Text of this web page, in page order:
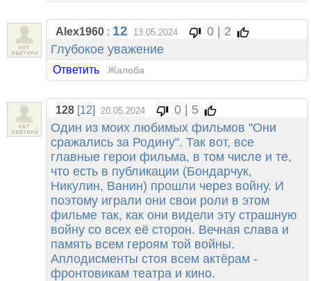
Alex1960 : 12 13.05.2024
0 | 2
Глубокое уважение
Ответить Жалоба
128 [12] 20.05.2024
0 | 5
Один из моих любимых фильмов "Они
сражались за Родину". Так вот, все
главные герои фильма, в том числе и те,
что есть в публикации (Бондарчук,
Никулин, Ванин) прошли через войну. И
поэтому играли они свои роли в этом
фильме так, как они видели эту страшную
войну со всех её сторон. Вечная слава и
память всем героям той войны.
Аплодисменты стоя всем актёрам -
фронтовикам театра и кино.